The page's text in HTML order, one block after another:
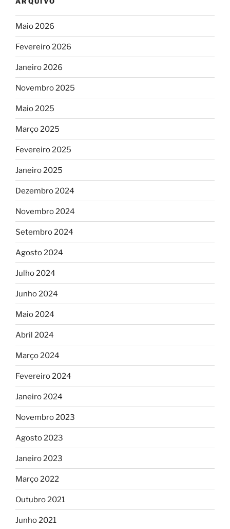
Maio 2026
Fevereiro 2026
Janeiro 2026
Novembro 2025
Maio 2025
Março 2025
Fevereiro 2025
Janeiro 2025
Dezembro 2024
Novembro 2024
Setembro 2024
Agosto 2024
Julho 2024
Junho 2024
Maio 2024
Abril 2024
Março 2024
Fevereiro 2024
Janeiro 2024
Novembro 2023
Agosto 2023
Janeiro 2023
Março 2022
Outubro 2021
Junho 2021